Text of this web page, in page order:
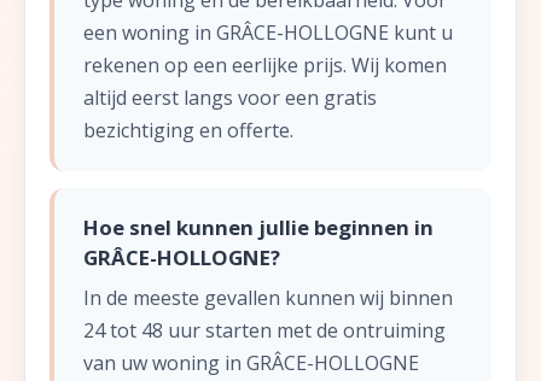
een woning in GRÂCE-HOLLOGNE kunt u
rekenen op een eerlijke prijs. Wij komen
altijd eerst langs voor een gratis
bezichtiging en offerte.
Hoe snel kunnen jullie beginnen in
GRÂCE-HOLLOGNE?
In de meeste gevallen kunnen wij binnen
24 tot 48 uur starten met de ontruiming
van uw woning in GRÂCE-HOLLOGNE